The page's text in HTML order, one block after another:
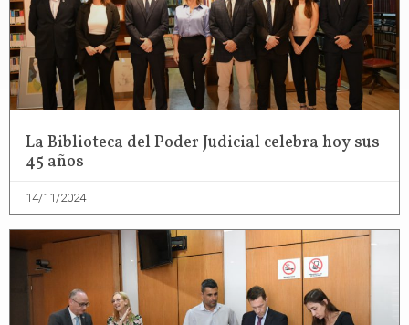
La Biblioteca del Poder Judicial celebra hoy sus
45 años
14/11/2024